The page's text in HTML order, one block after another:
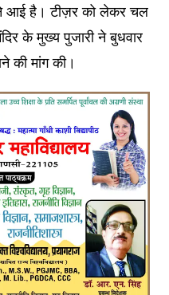
आई है। टीज़र को लेकर चल
के मुख्य पुजारी ने बुधवार
की मांग की।